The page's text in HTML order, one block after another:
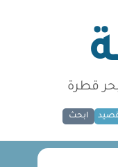
قطرة
ابحث